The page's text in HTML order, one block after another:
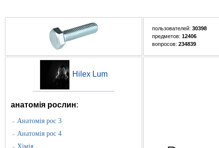
пользователей: 30398
предметов: 12406
вопросов: 234839
Hilex Lum
анатомія рослин:
» Анатомія рос 3
» Анатомія рос 4
» Хімія